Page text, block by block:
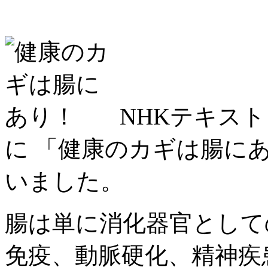
NHKテキス
に 「健康のカギは腸に
いました。
腸は単に消化器官とし
免疫、動脈硬化、精神